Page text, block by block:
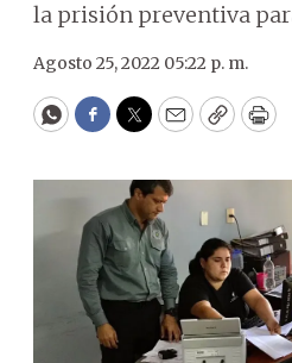
la prisión preventiva
Agosto 25, 2022 05:22 p. m.
WhatsApp
Facebook
Twitter
EmailCopy